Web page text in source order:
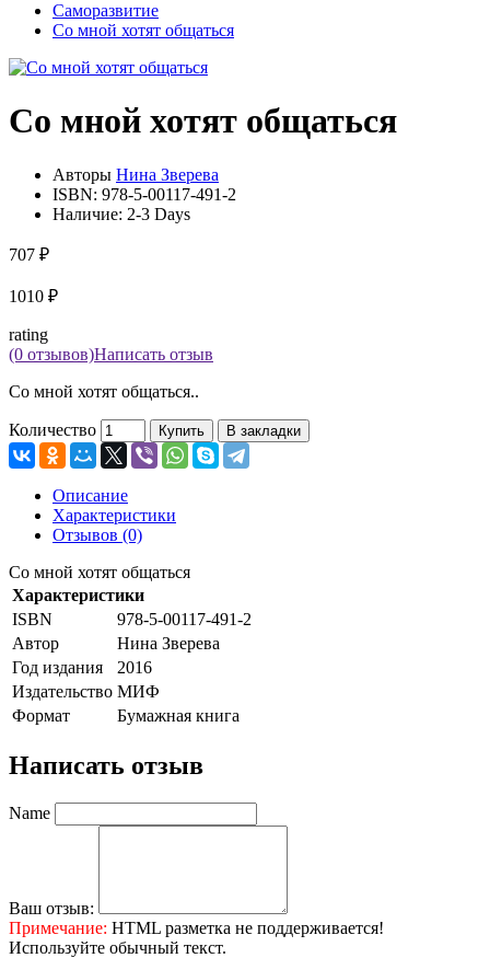
Саморазвитие
Со мной хотят общаться
Со мной хотят общаться
Авторы Нина Зверева
ISBN: 978-5-00117-491-2
Наличие: 2-3 Days
707 ₽
1010 ₽
rating
(0 отзывов)Написать отзыв
Со мной хотят общаться..
Количество Купить В закладки
Описание
Характеристики
Отзывов (0)
Со мной хотят общаться
Характеристики
ISBN
978-5-00117-491-2
Автор
Нина Зверева
Год издания
2016
Издательство МИФ
Формат
Бумажная книга
Написать отзыв
Name
Ваш отзыв:
Примечание: HTML разметка не поддерживается!
Используйте обычный текст.